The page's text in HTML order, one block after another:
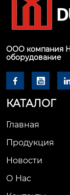
ООО компания
оборудование
 
КАТАЛОГ
Главная
Продукция
Новости
О Hас